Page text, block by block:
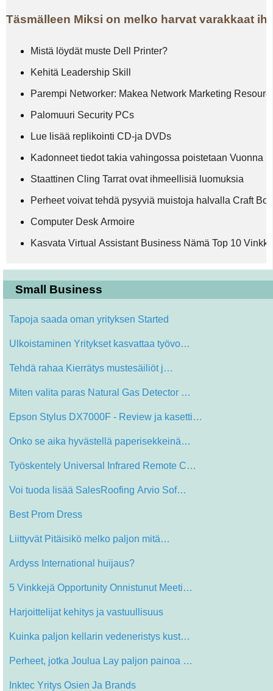
Täsmälleen Miksi on melko harvat varakkaat
Mistä löydät muste Dell Printer?
Kehitä Leadership Skill
Parempi Networker: Makea Network Marketing
Palomuuri Security PCs
Lue lisää replikointi CD-ja DVDs
Kadonneet tiedot takia vahingossa poistetaan Vuonna
Staattinen Cling Tarrat ovat ihmeellisiä luomuksia
Perheet voivat tehdä pysyviä muistoja halvalla Craft
Computer Desk Armoire
Kasvata Virtual Assistant Business Nämä Top 10
Small Business
Tapoja saada oman yrityksen Started
Ulkoistaminen Yritykset kasvattaa työvo…
Tehdä rahaa Kierrätys mustesäiliöt j…
Miten valita paras Natural Gas Detector …
Epson Stylus DX7000F - Review ja kasetti…
Onko se aika hyvästellä paperisekkeinä…
Työskentely Universal Infrared Remote C…
Voi tuoda lisää SalesRoofing Arvio Sof…
Best Prom Dress
Liittyvät Pitäisikö melko paljon mitä…
Ardyss International huijaus?
5 Vinkkejä Opportunity Onnistunut Meeti…
Harjoittelijat kehitys ja vastuullisuus
Kuinka paljon kellarin vedeneristys kust…
Perheet, jotka Joulua Lay paljon painoa …
Inktec Yritys Osien Ja Brands